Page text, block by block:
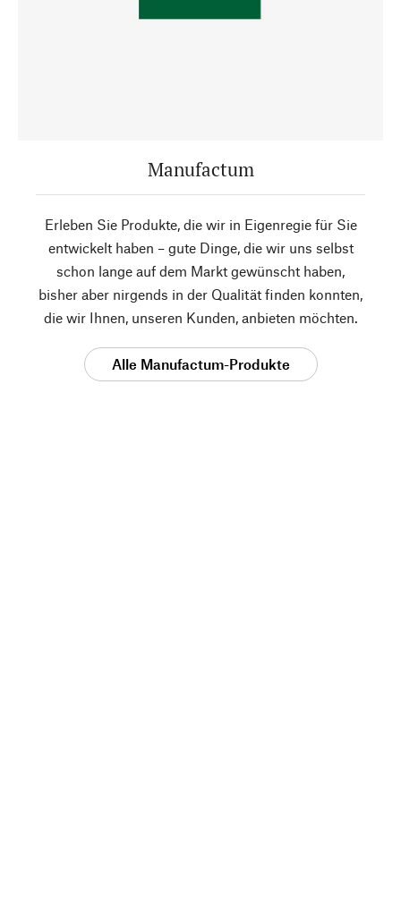
Manufactum
Erleben Sie Produkte, die wir in Eigenregie für Sie
entwickelt haben – gute Dinge, die wir uns selbst
schon lange auf dem Markt gewünscht haben,
bisher aber nirgends in der Qualität finden konnten,
die wir Ihnen, unseren Kunden, anbieten möchten.
Alle Manufactum-Produkte